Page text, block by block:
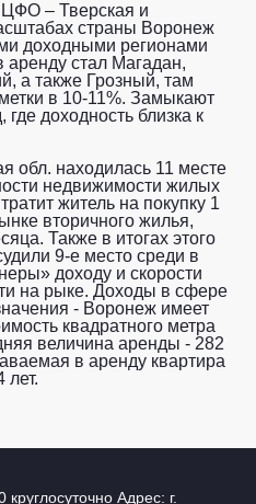
– Тверская и
страны Воронеж
доходными регионами
стал Магадан,
а также Грозный, там
в 10-11%. Замыкают
доходность близка к
обл. находилась 11 месте
недвижимости жилых
житель на покупку 1
вторичного жилья,
Также в итогах этого
9-е место среди в
доходу и скорости
на рыке. Доходы в сфере
- Воронеж имеет
квадратного метра
величина аренды - 282
в аренду квартира
лет.
Адрес: г.